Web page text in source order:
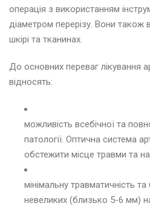
операція з використанням
діаметром перерізу. Вони також
шкірі та тканинах.
До основних переваг лікування
відносять:
можливість всебічної та
патології. Оптична система
обстежити місце травми та
мінімальну травматичність
невеликих (близько 5-6 мм)